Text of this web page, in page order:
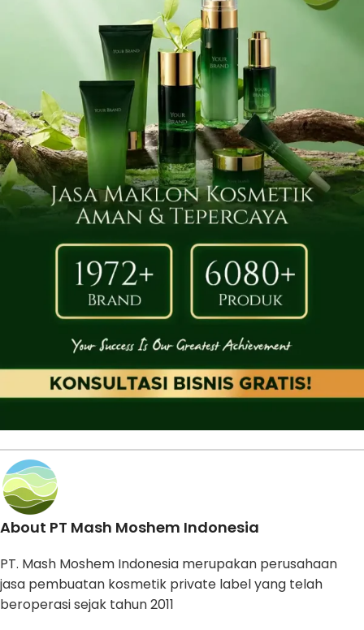
About PT Mash Moshem Indonesia
PT. Mash Moshem Indonesia merupakan perusahaan
jasa pembuatan kosmetik private label yang telah
beroperasi sejak tahun 2011